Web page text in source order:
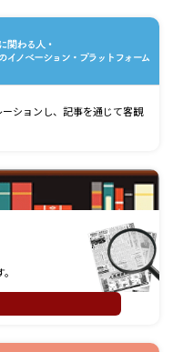
ションし、記事を通じて客観